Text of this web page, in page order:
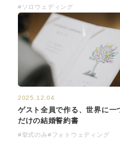
#ソロウェディング
2025.12.04
ゲスト全員で作る、世界に一
だけの結婚誓約書
#挙式のみ#フォトウェディング